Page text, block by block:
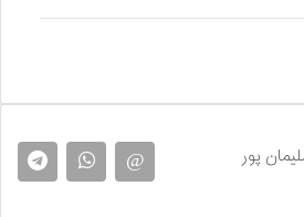
@ پور